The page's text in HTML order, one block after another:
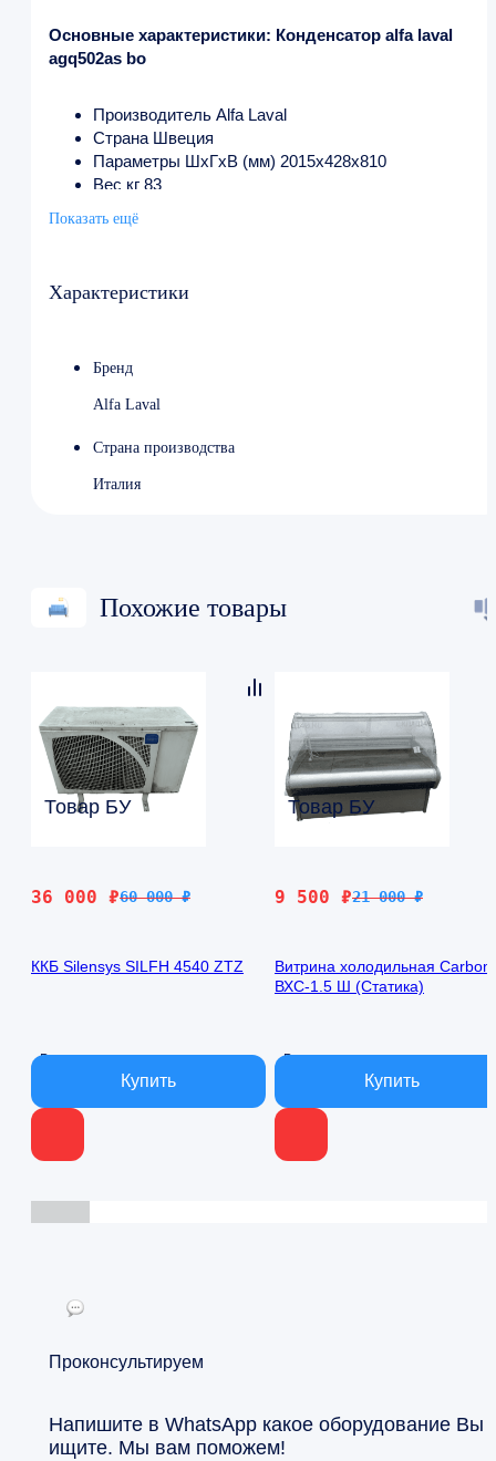
Основные характеристики: Конденсатор alfa laval
agq502as bo
Производитель Alfa Laval
Страна Швеция
Параметры ШхГхВ (мм) 2015х428х810
Вес кг 83
Номинальная мощность кВт 24.67
Показать ещё
Характеристики
Бренд
Alfa Laval
Страна производства
Италия
Похожие товары
Товар БУ
60 000₽
Первоначальная
60
36 000 ₽
Текущая
000 ₽.
ККБ Silensys SILFH 4540 ZTZ
В наличии
Товар БУ
21 000₽
Первоначальная
21
9 500 ₽
Текущая
500 ₽.
Витрина холодильная
ВХС-1.5 Ш (Статика)
В наличии
Проконсультируем
Напишите в WhatsApp какое оборудование Вы
ищите. Мы вам поможем!